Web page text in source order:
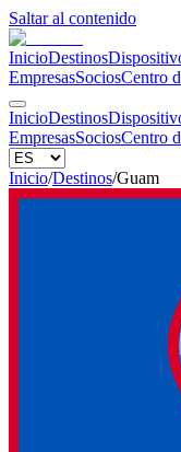
Saltar al contenido
InicioDestinos
EmpresasSociosCentro
InicioDestinos
EmpresasSociosCentro
Inicio/Destinos/Guam